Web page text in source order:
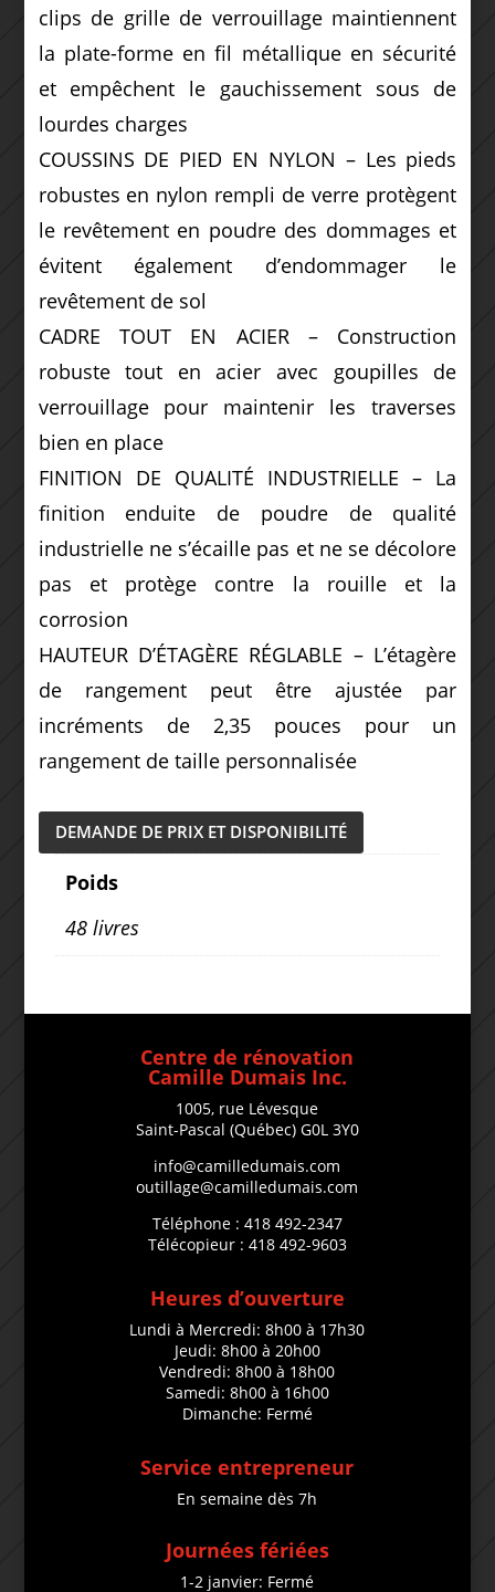
clips de grille de verrouillage maintiennent
la plate-forme en fil métallique en sécurité
et empêchent le gauchissement sous de
lourdes charges
COUSSINS DE PIED EN NYLON – Les pieds
robustes en nylon rempli de verre protègent
le revêtement en poudre des dommages et
évitent également d’endommager le
revêtement de sol
CADRE TOUT EN ACIER – Construction
robuste tout en acier avec goupilles de
verrouillage pour maintenir les traverses
bien en place
FINITION DE QUALITÉ INDUSTRIELLE – La
finition enduite de poudre de qualité
industrielle ne s’écaille pas et ne se décolore
pas et protège contre la rouille et la
corrosion
HAUTEUR D’ÉTAGÈRE RÉGLABLE – L’étagère
de rangement peut être ajustée par
incréments de 2,35 pouces pour un
rangement de taille personnalisée
DEMANDE DE PRIX ET DISPONIBILITÉ
Poids
48 livres
Centre de rénovation
Camille Dumais Inc.
1005, rue Lévesque
Saint-Pascal (Québec) G0L 3Y0
info@camilledumais.com
outillage@camilledumais.com
Téléphone : 418 492-2347
Télécopieur : 418 492-9603
Heures d’ouverture
Lundi à Mercredi: 8h00 à 17h30
Jeudi: 8h00 à 20h00
Vendredi: 8h00 à 18h00
Samedi: 8h00 à 16h00
Dimanche: Fermé
Service entrepreneur
En semaine dès 7h
Journées fériées
1-2 janvier: Fermé